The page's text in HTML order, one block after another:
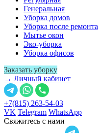
Генеральная
Уборка домов
Уборка после ремонта
Мытье окон
Эко-уборка
Уборка офисов
Заказать уборку
→ Личный кабинет
+7(815) 263-54-03
VK Telegram WhatsApp
Свяжитесь с нами